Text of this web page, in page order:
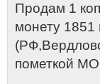
Продам 1
монету 1851
пометкой